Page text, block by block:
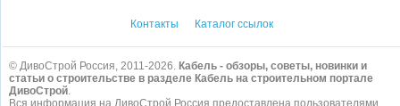
Контакты Каталог ссылок
© ДивоСтрой Россия, 2011-2026. Кабель - обзоры, советы, новинки и
статьи о строительстве в разделе Кабель на строительном портале
ДивоСтрой.
Вся информация на ДивоСтрой Россия предоставлена пользователями